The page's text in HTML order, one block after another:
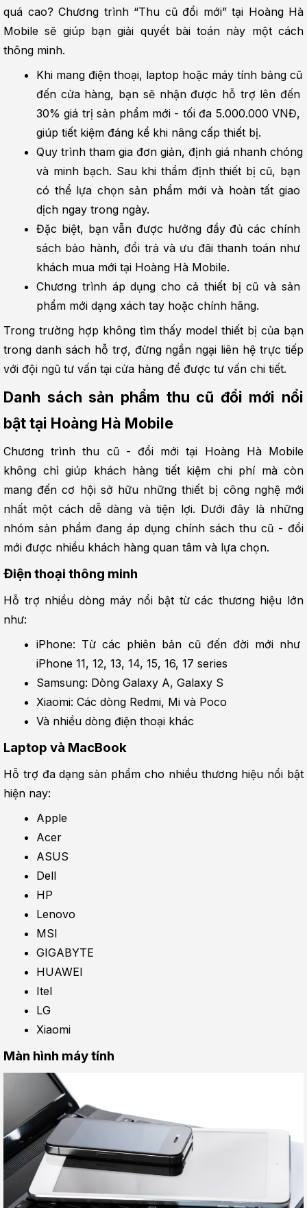
quá cao? Chương trình “Thu cũ đổi mới” tại Hoàng Hà
Mobile sẽ giúp bạn giải quyết bài toán này một cách
thông minh.
Khi mang điện thoại, laptop hoặc máy tính bảng cũ
đến cửa hàng, bạn sẽ nhận được hỗ trợ lên đến
30% giá trị sản phẩm mới - tối đa 5.000.000 VNĐ,
giúp tiết kiệm đáng kể khi nâng cấp thiết bị.
Quy trình tham gia đơn giản, định giá nhanh chóng
và minh bạch. Sau khi thẩm định thiết bị cũ, bạn
có thể lựa chọn sản phẩm mới và hoàn tất giao
dịch ngay trong ngày.
Đặc biệt, bạn vẫn được hưởng đầy đủ các chính
sách bảo hành, đổi trả và ưu đãi thanh toán như
khách mua mới tại Hoàng Hà Mobile.
Chương trình áp dụng cho cả thiết bị cũ và sản
phẩm mới dạng xách tay hoặc chính hãng.
Trong trường hợp không tìm thấy model thiết bị của bạn
trong danh sách hỗ trợ, đừng ngần ngại liên hệ trực tiếp
với đội ngũ tư vấn tại cửa hàng để được tư vấn chi tiết.
Danh sách sản phẩm thu cũ đổi mới nổi
bật tại Hoàng Hà Mobile
Chương trình thu cũ - đổi mới tại Hoàng Hà Mobile
không chỉ giúp khách hàng tiết kiệm chi phí mà còn
mang đến cơ hội sở hữu những thiết bị công nghệ mới
nhất một cách dễ dàng và tiện lợi. Dưới đây là những
nhóm sản phẩm đang áp dụng chính sách thu cũ - đổi
mới được nhiều khách hàng quan tâm và lựa chọn.
Điện thoại thông minh
Hỗ trợ nhiều dòng máy nổi bật từ các thương hiệu lớn
như:
iPhone: Từ các phiên bản cũ đến đời mới như
iPhone 11, 12, 13, 14, 15, 16, 17 series
Samsung: Dòng Galaxy A, Galaxy S
Xiaomi: Các dòng Redmi, Mi và Poco
Và nhiều dòng điện thoại khác
Laptop và MacBook
Hỗ trợ đa dạng sản phẩm cho nhiều thương hiệu nổi bật
hiện nay:
Apple
Acer
ASUS
Dell
HP
Lenovo
MSI
GIGABYTE
HUAWEI
Itel
LG
Xiaomi
Màn hình máy tính